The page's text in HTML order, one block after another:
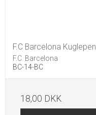
F.C Barcelona Kuglepen
F.C. Barcelona
BC-14-BC
18,00 DKK